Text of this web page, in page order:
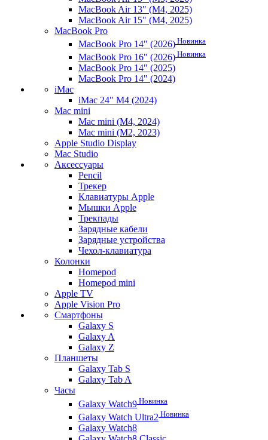
MacBook Air 13" (M4, 2025)
MacBook Air 15" (M4, 2025)
MacBook Pro
MacBook Pro 14" (2026) Новинка
MacBook Pro 16" (2026) Новинка
MacBook Pro 14" (2025)
MacBook Pro 14" (2024)
iMac
iMac 24" M4 (2024)
Mac mini
Mac mini (M4, 2024)
Mac mini (M2, 2023)
Apple Studio Display
Mac Studio
Аксессуары
Pencil
Трекер
Клавиатуры Apple
Мышки Apple
Трекпады
Зарядные кабели
Зарядные устройства
Чехол-клавиатура
Колонки
Homepod
Homepod mini
Apple TV
Apple Vision Pro
Смартфоны
Galaxy S
Galaxy A
Galaxy Z
Планшеты
Galaxy Tab S
Galaxy Tab A
Часы
Galaxy Watch9 Новинка
Galaxy Watch Ultra2 Новинка
Galaxy Watch8